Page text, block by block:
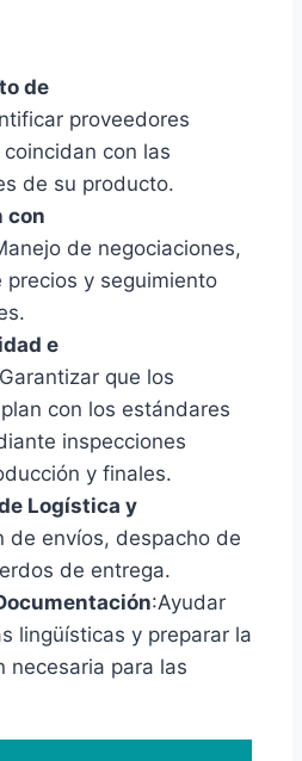
de
proveedores
con las
de su producto.
con
de negociaciones,
precios y seguimiento
e
que los
con los estándares
inspecciones
y finales.
Logística y
de envíos, despacho de
de entrega.
:Ayudar
lingüísticas y preparar la
necesaria para las